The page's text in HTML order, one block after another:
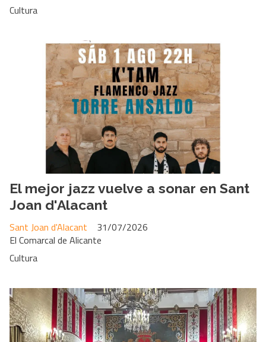
Cultura
El mejor jazz vuelve a sonar en Sant
Joan d'Alacant
El Comarcal de Alicante
Sant Joan d'Alacant 31/07/2026
Cultura